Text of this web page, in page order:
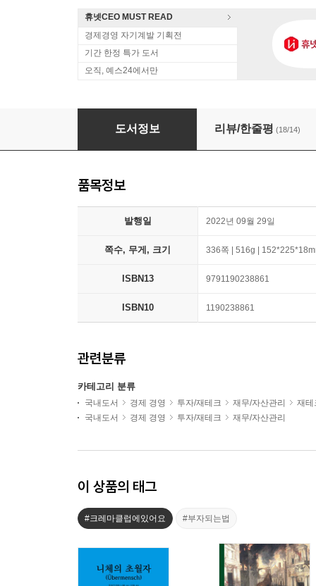
휴넷CEO MUST READ
경제경영 자기계발 기획전
기간 한정 특가 도서
오직, 예스24에서만
자유로운 투자자
도서정보 리뷰/한줄평 (18/14)
품목정보
발행일 2022년 09월 29일
쪽수, 무게, 크기 336쪽 | 516g |
ISBN13 9791190238861
ISBN10 1190238861
관련분류
카테고리 분류
국내도서 경제 경영 투자/재테크 재무/자산관리
재테
국내도서
경제 경영 투자/재테크 재무/자산관리
이 상품의 태그
#크레마클럽에있어요 #부자되는법